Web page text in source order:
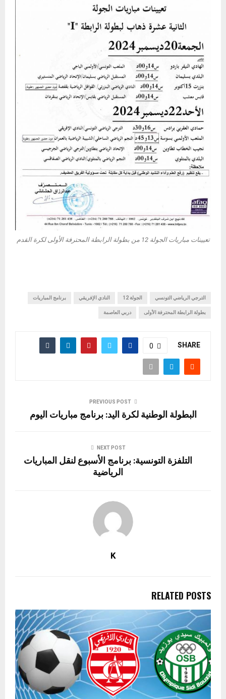
تعيينات مباريات الجولة 12 من بطولة الرابطة المحترفة الأولى لكرة القدم
الترجي الرياضي التونسي الجولة 12 النادي الإفريقي برنامج المباريات
بطولة الرابطة المحترفة الأولى دربي العاصمة
SHARE
0
PREVIOUS POST
البطولة الوطنية لكرة اليد: برنامج مباريات اليوم
NEXT POST
التلفزة التونسية: برنامج الأسبوع لنقل المباريات
الرياضية
K
RELATED POSTS